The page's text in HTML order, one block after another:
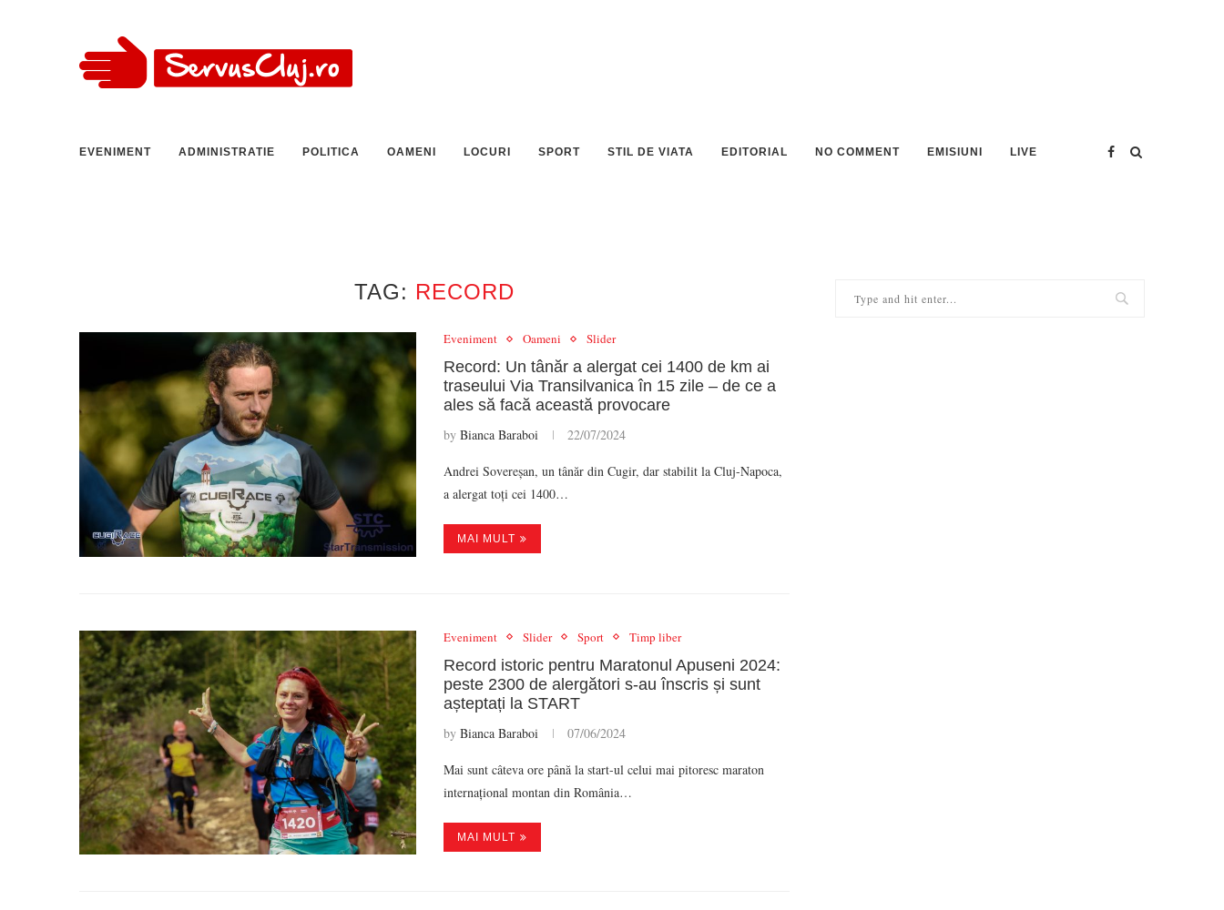
EVENIMENT ADMINISTRATIE POLITICA OAMENI LOCURI SPORT STIL DE VIATA EDITORIAL NO COMMENT EMISIUNI LIVE
TAG: RECORD
Eveniment Oameni Slider
Record: Un tânăr a alergat cei 1400 de km ai
traseului Via Transilvanica în 15 zile – de ce a
ales să facă această provocare
by Bianca Baraboi 22/07/2024
Andrei Sovereșan, un tânăr din Cugir, dar stabilit la Cluj-Napoca,
a alergat toți cei 1400…
MAI MULT
Eveniment Slider Sport Timp liber
Record istoric pentru Maratonul Apuseni 2024:
peste 2300 de alergători s-au înscris și sunt
așteptați la START
by Bianca Baraboi 07/06/2024
Mai sunt câteva ore până la start-ul celui mai pitoresc maraton
internațional montan din România…
MAI MULT